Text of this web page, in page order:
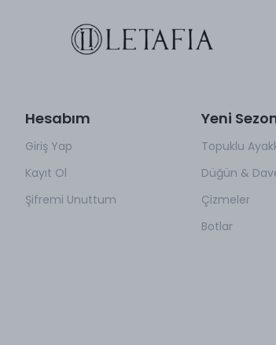
Hesabım
Giriş Yap
Kayıt Ol
Şifremi Unuttum
Yeni
Topuklu
Düğün &
Çizmeler
Botlar